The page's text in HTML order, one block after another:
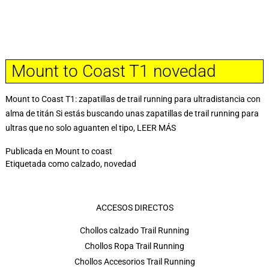
Mount to Coast T1 novedad
Mount to Coast T1: zapatillas de trail running para ultradistancia con
alma de titán Si estás buscando unas zapatillas de trail running para
ultras que no solo aguanten el tipo, LEER MÁS
Publicada en Mount to coast
Etiquetada comocalzado, novedad
ACCESOS DIRECTOS
Chollos calzado Trail Running
Chollos Ropa Trail Running
Chollos Accesorios Trail Running